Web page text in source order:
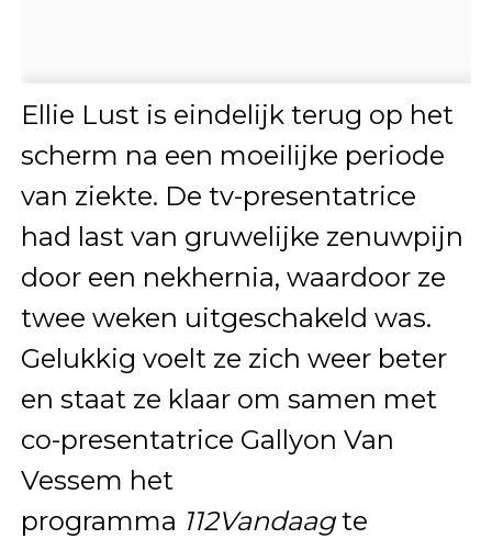
Ellie Lust is eindelijk terug op het
scherm na een moeilijke periode
van ziekte. De tv-presentatrice
had last van gruwelijke zenuwpijn
door een nekhernia, waardoor ze
twee weken uitgeschakeld was.
Gelukkig voelt ze zich weer beter
en staat ze klaar om samen met
co-presentatrice Gallyon Van
Vessem het
programma 112Vandaagte